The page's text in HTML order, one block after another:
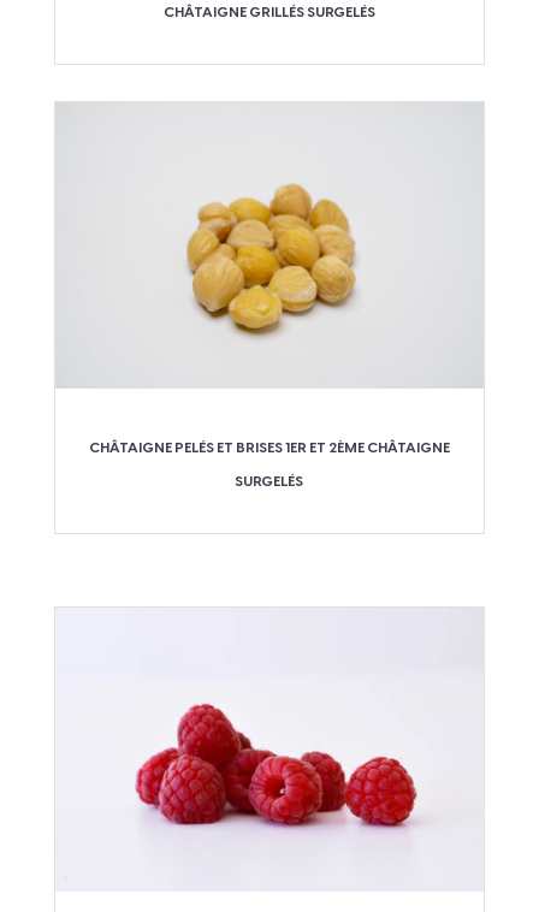
CHÂTAIGNE GRILLÉS SURGELÉS
CHÂTAIGNE PELÉS ET BRISES 1ER ET 2ÈME CHÂTAIGNE
SURGELÉS